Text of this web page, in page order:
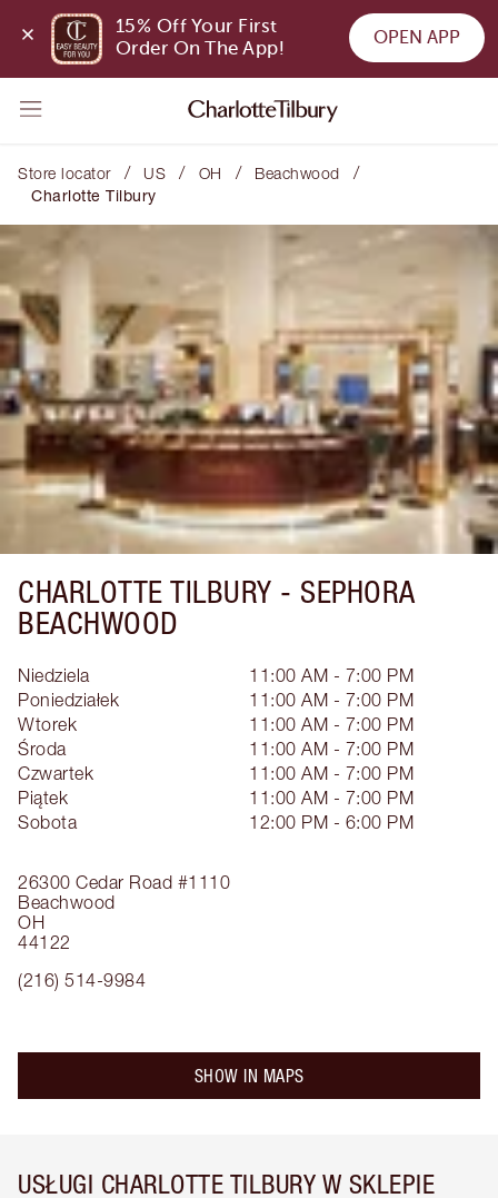
15% Off Your First
Order On The App!
OPEN APP
Store locator / US / OH / Beachwood /
Charlotte Tilbury
CHARLOTTE TILBURY - SEPHORA
BEACHWOOD
26300 Cedar Road #1110
Beachwood
OH
44122
(216) 514-9984
Niedziela
11:00 AM - 7:00 PM
Poniedziałek
11:00 AM - 7:00 PM
Wtorek
11:00 AM - 7:00 PM
Środa
11:00 AM - 7:00 PM
Czwartek
11:00 AM - 7:00 PM
Piątek
11:00 AM - 7:00 PM
Sobota
12:00 PM - 6:00 PM
SHOW IN MAPS
USŁUGI CHARLOTTE TILBURY W SKLEPIE